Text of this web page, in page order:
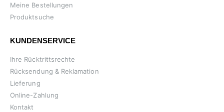
Meine Bestellungen
Produktsuche
KUNDENSERVICE
Ihre Rücktrittsrechte
Rücksendung & Reklamation
Lieferung
Online-Zahlung
Kontakt